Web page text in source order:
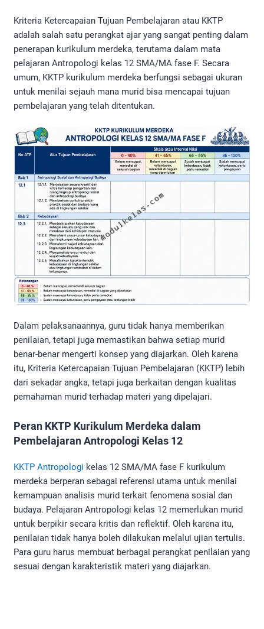
Kriteria Ketercapaian Tujuan Pembelajaran atau KKTP
adalah salah satu perangkat ajar yang sangat penting dalam
penerapan kurikulum merdeka, terutama dalam mata
pelajaran Antropologi kelas 12 SMA/MA fase F. Secara
umum, KKTP kurikulum merdeka berfungsi sebagai ukuran
untuk menilai sejauh mana murid bisa mencapai tujuan
pembelajaran yang telah ditentukan.
Dalam pelaksanaannya, guru tidak hanya memberikan
penilaian, tetapi juga memastikan bahwa setiap murid
benar-benar mengerti konsep yang diajarkan. Oleh karena
itu, Kriteria Ketercapaian Tujuan Pembelajaran (KKTP) lebih
dari sekadar angka, tetapi juga berkaitan dengan kualitas
pemahaman murid terhadap materi yang dipelajari.
Peran KKTP Kurikulum Merdeka dalam
Pembelajaran Antropologi Kelas 12
KKTP Antropologi kelas 12 SMA/MA fase F kurikulum
merdeka berperan sebagai referensi utama untuk menilai
kemampuan analisis murid terkait fenomena sosial dan
budaya. Pelajaran Antropologi kelas 12 memerlukan murid
untuk berpikir secara kritis dan reflektif. Oleh karena itu,
penilaian tidak hanya boleh dilakukan melalui ujian tertulis.
Para guru harus membuat berbagai perangkat penilaian yang
sesuai dengan karakteristik materi yang diajarkan.